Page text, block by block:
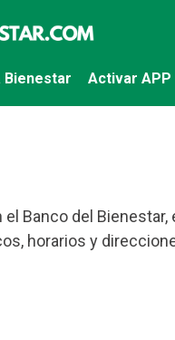
Bienestar Activar APP
Banco del Bienestar,
horarios y